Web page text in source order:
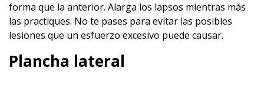
forma que la anterior. Alarga los lapsos mientras más
las practiques. No te pases para evitar las posibles
lesiones que un esfuerzo excesivo puede causar.
Plancha lateral